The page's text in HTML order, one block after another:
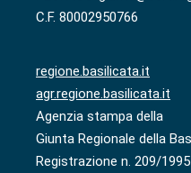
C.F. 80002950766
regione.basilicata.it
agr.regione.basilicata.it
Agenzia stampa della
Giunta Regionale della
Registrazione n. 209/